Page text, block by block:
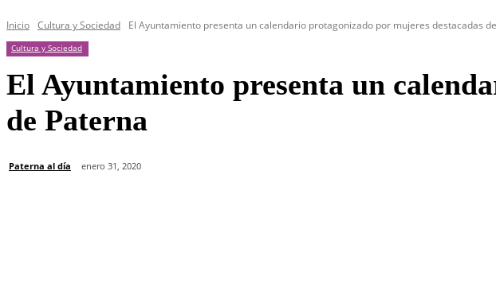
Inicio Cultura y Sociedad El Ayuntamiento presenta un calendario protagonizado por mujeres destacadas
Cultura y Sociedad
El Ayuntamiento presenta un
de Paterna
Paterna al día enero 31, 2020